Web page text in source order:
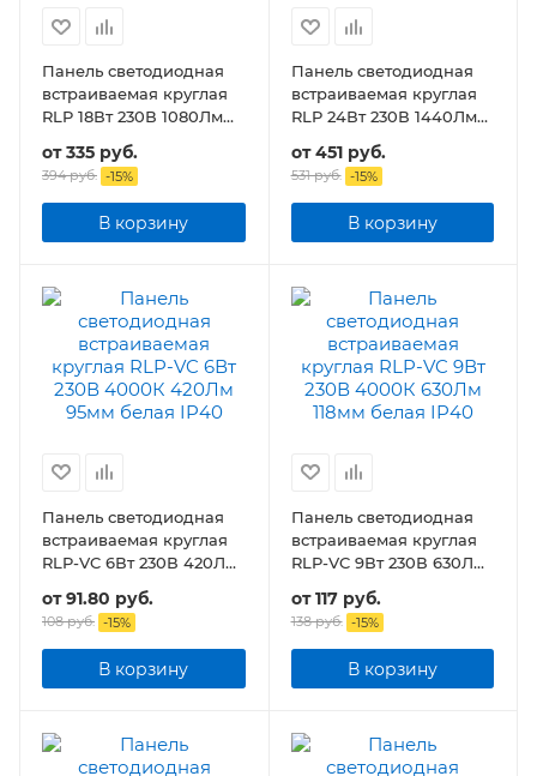
Панель светодиодная
встраиваемая круглая
RLP 18Вт 230В 1080Лм
от335 руб.
394 руб. -15%
В корзину
Панель светодиодная
встраиваемая круглая
RLP 24Вт 230В 1440Лм
от451 руб.
531 руб. -15%
В корзину
Панель светодиодная
встраиваемая круглая
RLP-VC 6Вт 230В 420Лм
от91.80 руб.
108 руб. -15%
В корзину
Панель светодиодная
встраиваемая круглая
RLP-VC 9Вт 230В 630Лм
от117 руб.
138 руб. -15%
В корзину